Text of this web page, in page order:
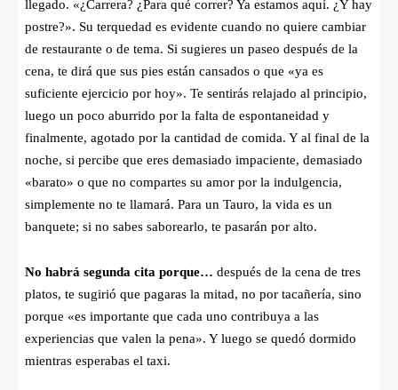
llegado. «¿Carrera? ¿Para qué correr? Ya estamos aquí. ¿Y hay
postre?». Su terquedad es evidente cuando no quiere cambiar
de restaurante o de tema. Si sugieres un paseo después de la
cena, te dirá que sus pies están cansados o que «ya es
suficiente ejercicio por hoy». Te sentirás relajado al principio,
luego un poco aburrido por la falta de espontaneidad y
finalmente, agotado por la cantidad de comida. Y al final de la
noche, si percibe que eres demasiado impaciente, demasiado
«barato» o que no compartes su amor por la indulgencia,
simplemente no te llamará. Para un Tauro, la vida es un
banquete; si no sabes saborearlo, te pasarán por alto.
No habrá segunda cita porque… después de la cena de tres
platos, te sugirió que pagaras la mitad, no por tacañería, sino
porque «es importante que cada uno contribuya a las
experiencias que valen la pena». Y luego se quedó dormido
mientras esperabas el taxi.